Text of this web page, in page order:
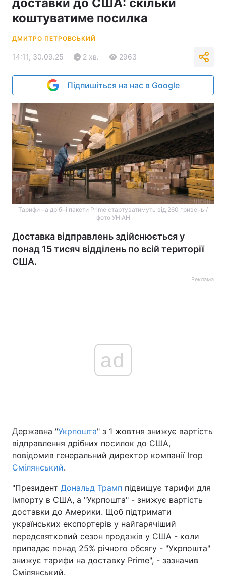
коштуватиме посилка
ДМИТРО ПЕТРОВСЬКИЙ
14:11, 30.09.25 2 хв. 2963
Підпишіться на нас в Google
Тарифи на дрібні пакети Prime стартуватимуть від 260 гривень /
фото УНІАН
Доставка відправлень здійснюється у
понад 15 тисяч відділень по всій території
США.
Реклама
ad
Державна "Укрпошта" з 1 жовтня знижує вартість
відправлення дрібних посилок до США,
повідомив генеральний директор компанії Ігор
Смілянський.
"Президент Дональд Трамп підвищує тарифи для
імпорту в США, а "Укрпошта" - знижує вартість
доставки до Америки. Щоб підтримати
українських експортерів у найгарячіший
передсвятковий сезон продажів у США - коли
припадає понад 25% річного обсягу - "Укрпошта"
знижує тарифи на доставку Prime", - зазначив
Смілянський.